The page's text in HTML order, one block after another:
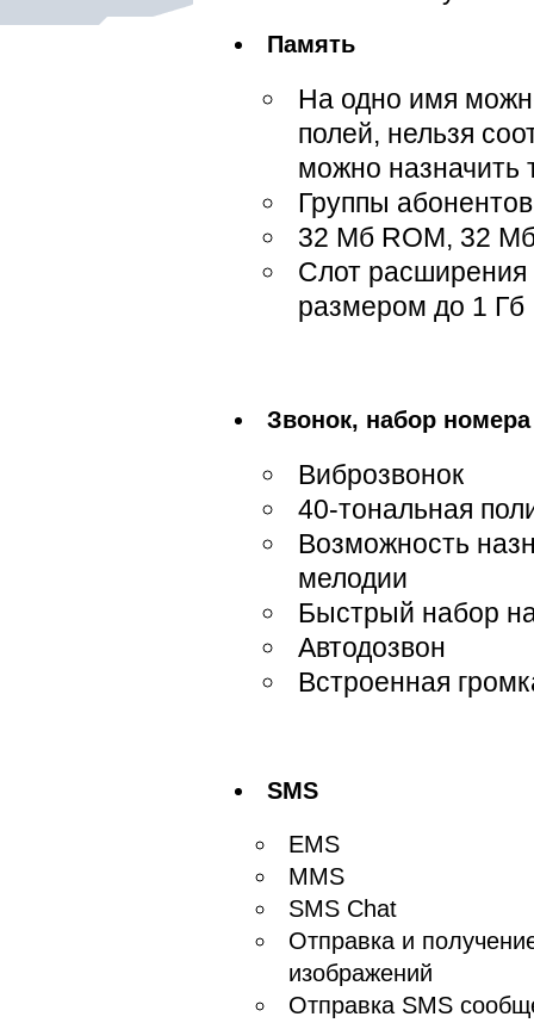
Память
На одно имя
полей, нельзя
можно назначить
Группы абонентов
32 Мб ROM, 32
Слот расширения
размером до 1 Гб
Звонок, набор номера
Виброзвонок
40-тональная
Возможность
мелодии
Быстрый набор
Автодозвон
Встроенная
SMS
EMS
MMS
SMS Chat
Отправка и
изображений
Отправка SMS